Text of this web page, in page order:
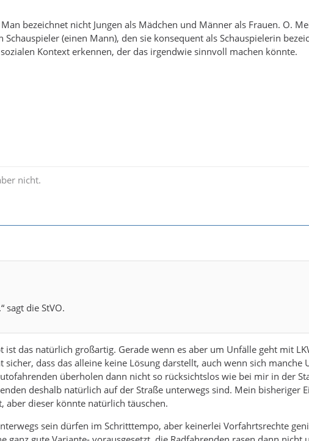
bezeichnet nicht Jungen als Mädchen und Männer als Frauen. O.
(einen Mann), den sie konsequent als Schauspielerin
Kontext erkennen, der das irgendwie sinnvoll machen könnte.
nicht.
sagt die StVO.
das natürlich großartig. Gerade wenn es aber um Unfälle geht mit
dass das alleine keine Lösung darstellt, auch wenn sich manche
überholen dann nicht so rücksichtslos wie bei mir in der
deshalb natürlich auf der Straße unterwegs sind. Mein bisheriger
aber dieser könnte natürlich täuschen.
sein dürfen im Schritttempo, aber keinerlei Vorfahrtsrechte